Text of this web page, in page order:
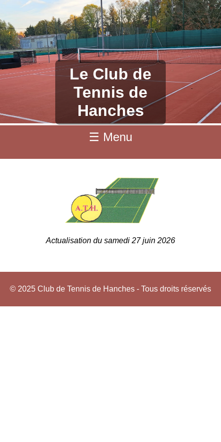
Le Club de
Tennis de
Hanches
☰ Menu
Actualisation du samedi 27 juin 2026
© 2025 Club de Tennis de Hanches - Tous droits réservés